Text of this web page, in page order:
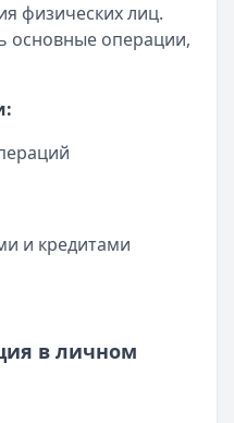
физических лиц.
основные операции,
и кредитами
в личном